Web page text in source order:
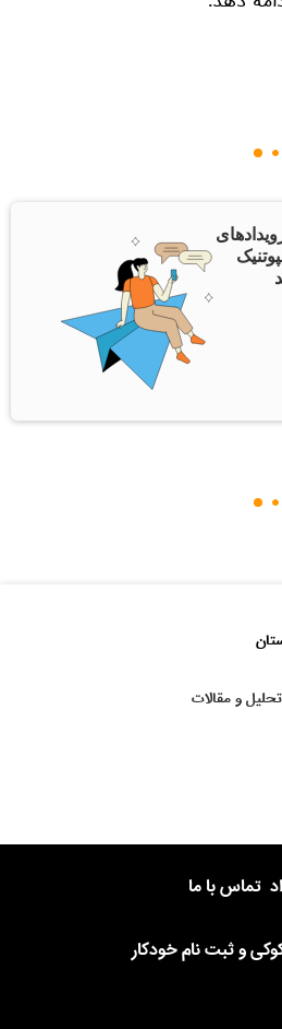
تحلیل و مقالات
تماس با ما
و ثبت نام خودکار